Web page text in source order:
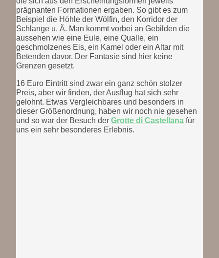
prägnanten Formationen ergaben. So gibt es zum
Beispiel die Höhle der Wölfin, den Korridor der
Schlange u. Ä. Man kommt vorbei an Gebilden die
aussehen wie eine Eule, eine Qualle, ein
geschmolzenes Eis, ein Kamel oder ein Altar mit
Betenden davor. Der Fantasie sind hier keine
Grenzen gesetzt.
16 Euro Eintritt sind zwar ein ganz schön stolzer
Preis, aber wir finden, der Ausflug hat sich sehr
gelohnt. Etwas Vergleichbares und besonders in
dieser Größenordnung, haben wir noch nie gesehen
und so war der Besuch derGrotte di Castellana für
uns ein sehr besonderes Erlebnis.